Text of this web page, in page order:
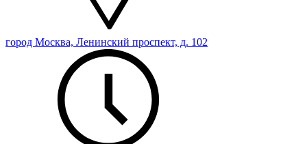
город Москва, Ленинский проспект, д. 102